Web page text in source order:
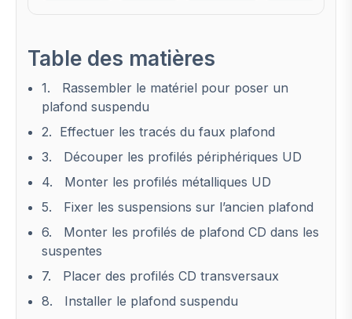
Table des matières
1. Rassembler le matériel pour poser un
plafond suspendu
2. Effectuer les tracés du faux plafond
3. Découper les profilés périphériques UD
4. Monter les profilés métalliques UD
5. Fixer les suspensions sur l’ancien plafond
6. Monter les profilés de plafond CD dans les
suspentes
7. Placer des profilés CD transversaux
8. Installer le plafond suspendu